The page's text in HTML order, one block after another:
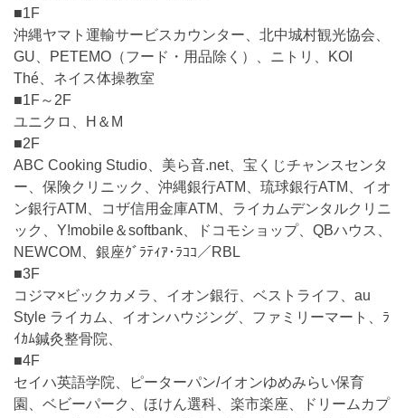
■1F
沖縄ヤマト運輸サービスカウンター、北中城村観光協会、
GU、PETEMO（フード・用品除く）、ニトリ、KOI
Thé、ネイス体操教室
■1F～2F
ユニクロ、H＆M
■2F
ABC Cooking Studio、美ら音.net、宝くじチャンスセンタ
ー、保険クリニック、沖縄銀行ATM、琉球銀行ATM、イオ
ン銀行ATM、コザ信用金庫ATM、ライカムデンタルクリニ
ック、Y!mobile＆softbank、ドコモショップ、QBハウス、
NEWCOM、銀座ｸﾞﾗﾃｨｱ･ﾗｺｺ／RBL
■3F
コジマ×ビックカメラ、イオン銀行、ベストライフ、au
Style ライカム、イオンハウジング、ファミリーマート、ﾗ
ｲｶﾑ鍼灸整骨院、
■4F
セイハ英語学院、ピーターパン/イオンゆめみらい保育
園、ベビーパーク、ほけん選科、楽市楽座、ドリームカプ